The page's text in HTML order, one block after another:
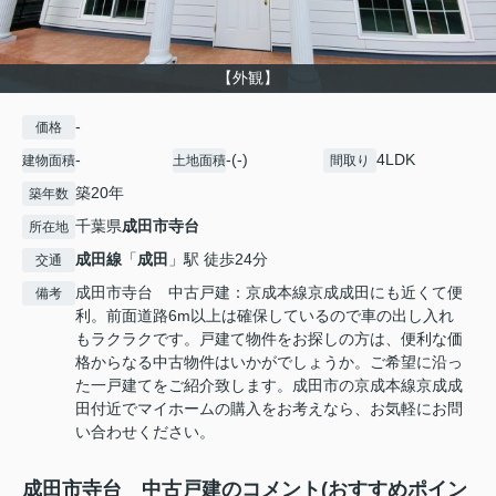
【外観】
価格 -
建物面積- 土地面積-(-) 間取り 4LDK
築年数 築20年
所在地 千葉県成田市寺台
交通 成田線 「成田 」駅 徒歩24分
備考
成田市寺台 中古戸建：京成本線京成成田にも近くて便
利。前面道路6m以上は確保しているので車の出し入れ
もラクラクです。戸建て物件をお探しの方は、便利な価
格からなる中古物件はいかがでしょうか。ご希望に沿っ
た一戸建てをご紹介致します。成田市の京成本線京成成
田付近でマイホームの購入をお考えなら、お気軽にお問
い合わせください。
成田市寺台 中古戸建のコメント(おすすめポイン